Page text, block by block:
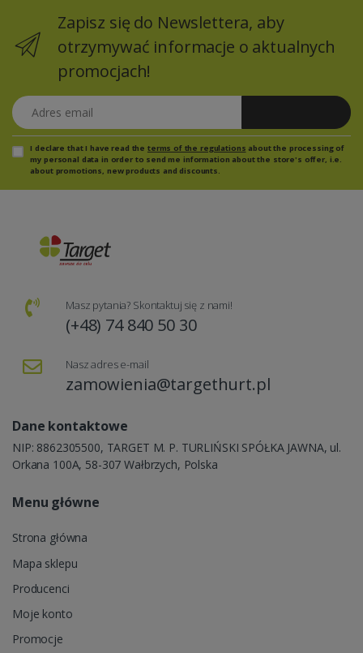
Zapisz się do Newslettera, aby
otrzymywać informacje o aktualnych
promocjach!
Adres email
I declare that I have read the terms of the regulations about the processing of
my personal data in order to send me information about the store's offer, i.e.
about promotions, new products and discounts.
Masz pytania? Skontaktuj się z nami!
(+48) 74 840 50 30
Nasz adres e-mail
zamowienia@targethurt.pl
Dane kontaktowe
NIP: 8862305500, TARGET M. P. TURLIŃSKI SPÓŁKA JAWNA, ul.
Orkana 100A, 58-307 Wałbrzych, Polska
Menu główne
Strona główna
Mapa sklepu
Producenci
Moje konto
Promocje